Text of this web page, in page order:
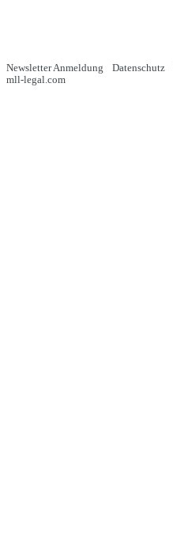
Newsletter Anmeldung Datenschutz
mll-legal.com